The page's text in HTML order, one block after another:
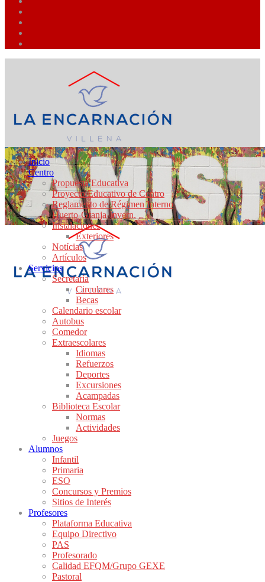
Inicio
Centro
Propuesta Educativa
Proyecto Educativo de Centro
Reglamento de Régimen Interno
Huerto-Granja-Invern.
Instalaciones
Exteriores
Notícias
Artículos
Servicios
Secretaría
Circulares
Becas
Calendario escolar
Autobus
Comedor
Extraescolares
Idiomas
Refuerzos
Deportes
Excursiones
Acampadas
Biblioteca Escolar
Normas
Actividades
Juegos
Alumnos
Infantil
Primaria
ESO
Concursos y Premios
Sitios de Interés
Profesores
Plataforma Educativa
Equipo Directivo
PAS
Profesorado
Calidad EFQM/Grupo GEXE
Pastoral